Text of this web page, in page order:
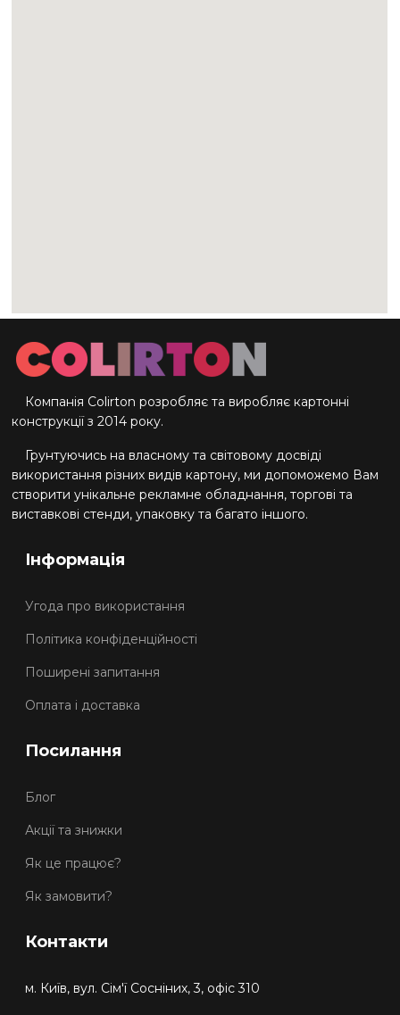
Компанія Colirton розробляє та виробляє картонні
конструкції з 2014 року.
Грунтуючись на власному та світовому досвіді
використання різних видів картону, ми допоможемо Вам
створити унікальне рекламне обладнання, торгові та
виставкові стенди, упаковку та багато іншого.
Інформація
Угода про використання
Політика конфіденційності
Поширені запитання
Оплата і доставка
Посилання
Блог
Акції та знижки
Як це працює?
Як замовити?
Контакти
м. Київ, вул. Сім'ї Сосніних, 3, офіс 310